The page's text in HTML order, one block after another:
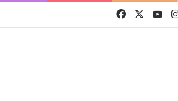
Facebook